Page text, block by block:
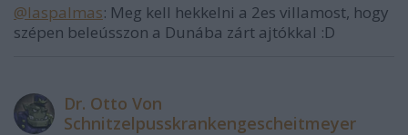
@laspalmas: Meg kell hekkelni a 2es villamost, hogy
szépen beleússzon a Dunába zárt ajtókkal :D
Dr. Otto Von
Schnitzelpusskrankengescheitmeyer